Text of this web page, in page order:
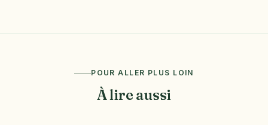
POUR ALLER PLUS LOIN
À lire aussi